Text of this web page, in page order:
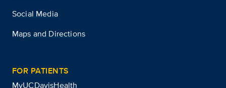
Social Media
Maps and Directions
FOR PATIENTS
MyUCDavisHealth